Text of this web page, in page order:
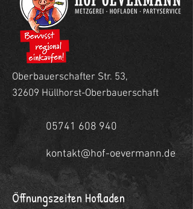
Oberbauerschafter Str. 53,
32609 Hüllhorst-Oberbauerschaft
05741 608 940
kontakt@hof-oevermann.de
Öffnungszeiten Hofladen